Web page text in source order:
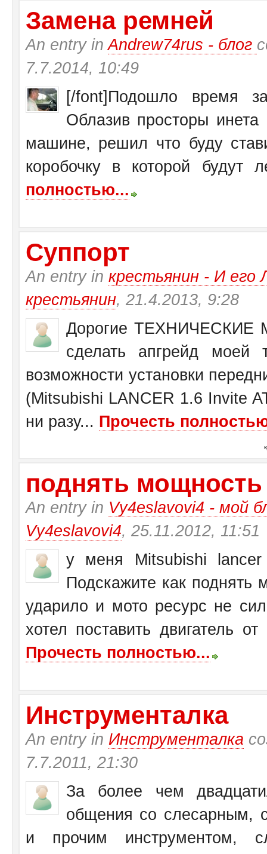
Замена ремней
An entry inAndrew74rus - блог
7.7.2014, 10:49
[/font]Подошло время
Облазив просторы
машине, решил что буду
коробочку в которой будут
полностью...
Суппорт
An entry in крестьянин - И
крестьянин, 21.4.2013, 9:28
Дорогие ТЕХНИЧЕСКИЕ
сделать апгрейд моей
возможности установки
(Mitsubishi LANCER 1.6 Invite
ни разу... Прочесть
поднять
An entry in Vy4eslavovi4 - мой
Vy4eslavovi4, 25.11.2012, 11:51
у меня Mitsubishi
Подскажите как поднять
ударило и мото ресурс не
хотел поставить двигатель
Прочесть полностью...
Инструменталка
An entry in Инструменталка
7.7.2011, 21:30
За более чем
общения со слесарным,
и прочим инструментом,